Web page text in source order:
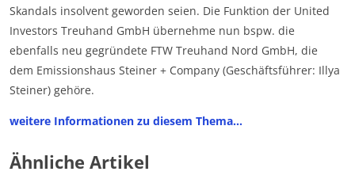
Skandals insolvent geworden seien. Die Funktion der United
Investors Treuhand GmbH übernehme nun bspw. die
ebenfalls neu gegründete FTW Treuhand Nord GmbH, die
dem Emissionshaus Steiner + Company (Geschäftsführer: Illya
Steiner) gehöre.
weitere Informationen zu diesem Thema…
Ähnliche Artikel